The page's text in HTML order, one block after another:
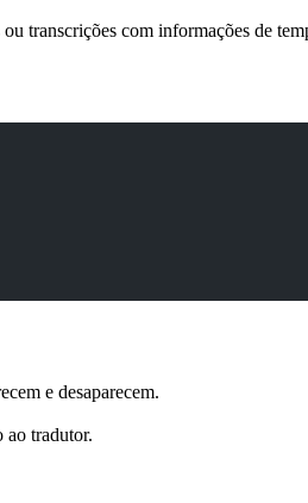
transcrições com informações de
e desaparecem.
ao tradutor.